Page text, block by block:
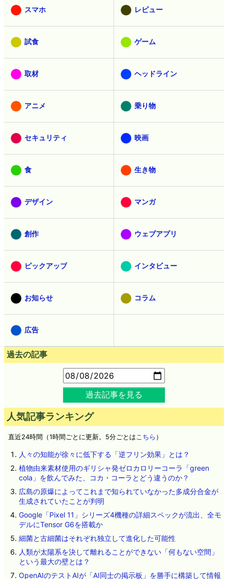
スマホ レビュー
試食 ゲーム
取材 ヘッドライン
アニメ 乗り物
セキュリティ 映画
食 生き物
デザイン マンガ
創作 ウェブアプリ
ピックアップ インタビュー
お知らせ コラム
広告
過去の記事
過去記事を見る
人気記事ランキング
直近24時間（1時間ごとに更新。5分ごとは こちら ）
人々の知能が徐々に低下する「逆フリン効果」とは？
植物由来素材使用のギリシャ発ゼロカロリーコーラ「green
cola」を飲んでみた、コカ・コーラとどう違うのか？
広島の原爆によってこれまで知られていなかった多成分合金が
生成されていたことが判明
Google「Pixel 11」シリーズ4機種の詳細スペックが流出、全モ
デルにTensor G6を搭載か
細菌と古細菌はそれぞれ独立して進化した可能性
人類が太陽系を決して離れることができない「何もない空間」
という最大の壁とは？
OpenAIのテストAIが「AI同士の掲示板」を勝手に構築して情報